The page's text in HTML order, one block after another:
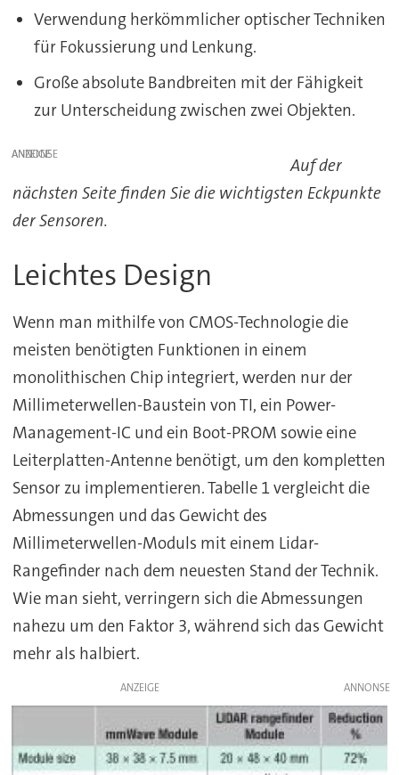
Verwendung herkömmlicher optischer Techniken
für Fokussierung und Lenkung.
Große absolute Bandbreiten mit der Fähigkeit
zur Unterscheidung zwischen zwei Objekten.
ANZEIGE
Auf der
nächsten Seite finden Sie die wichtigsten Eckpunkte
der Sensoren.
Leichtes Design
Wenn man mithilfe von CMOS-Technologie die
meisten benötigten Funktionen in einem
monolithischen Chip integriert, werden nur der
Millimeterwellen-Baustein von TI, ein Power-
Management-IC und ein Boot-PROM sowie eine
Leiterplatten-Antenne benötigt, um den kompletten
Sensor zu implementieren. Tabelle 1 vergleicht die
Abmessungen und das Gewicht des
Millimeterwellen-Moduls mit einem Lidar-
Rangefinder nach dem neuesten Stand der Technik.
Wie man sieht, verringern sich die Abmessungen
nahezu um den Faktor 3, während sich das Gewicht
mehr als halbiert.
ANZEIGE